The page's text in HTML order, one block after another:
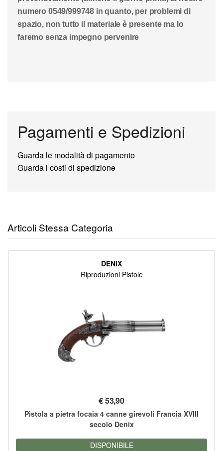
numero 0549/999748 in quanto, per problemi di
spazio, non tutto il materiale è presente ma lo
faremo senza impegno pervenire
Pagamenti e Spedizioni
Guarda le modalità di pagamento
Guarda i costi di spedizione
Articoli Stessa Categoria
DENIX
Riproduzioni Pistole
€53,90
Pistola a pietra focaia 4 canne girevoli Francia XVIII
secolo Denix
DISPONIBILE